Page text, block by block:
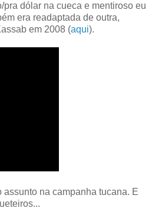
pra dólar na cueca e mentiroso eu
era readaptada de outra,
em 2008 (aqui).
assunto na campanha tucana. E